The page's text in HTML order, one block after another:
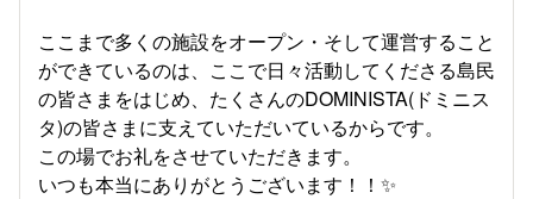
ここまで多くの施設をオープン・そして運営すること
ができているのは、ここで日々活動してくださる島民
の皆さまをはじめ、たくさんのDOMINISTA(ドミニス
タ)の皆さまに支えていただいているからです。
この場でお礼をさせていただきます。
いつも本当にありがとうございます！！✨